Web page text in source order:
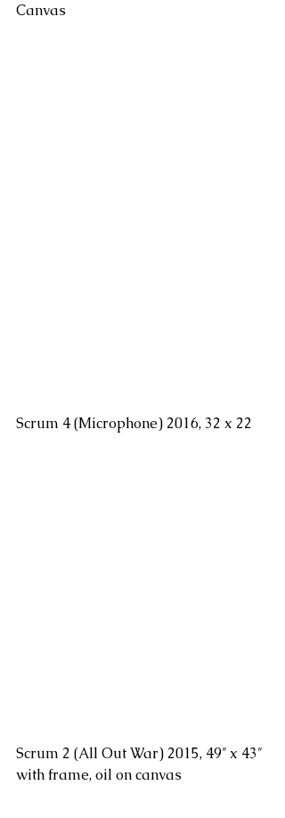
Canvas
Scrum 4 (Microphone) 2016, 32 x 22
Scrum 2 (All Out War) 2015, 49″ x 43″
with frame, oil on canvas